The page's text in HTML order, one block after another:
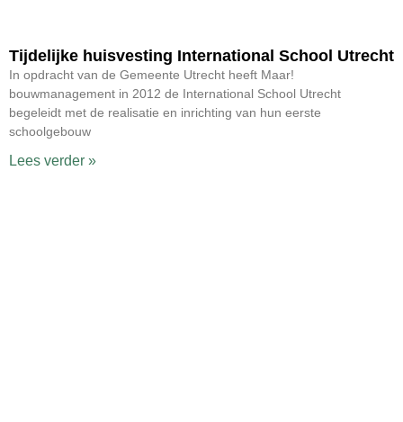
Tijdelijke huisvesting International School Utrecht
In opdracht van de Gemeente Utrecht heeft Maar!
bouwmanagement in 2012 de International School Utrecht
begeleidt met de realisatie en inrichting van hun eerste
schoolgebouw
Lees verder »